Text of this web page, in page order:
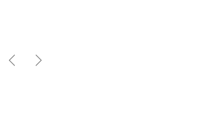
AnteriorSeguinte